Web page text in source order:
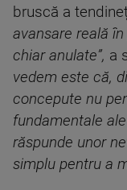
bruscă a
avansare reală
chiar anulate”, a
vedem este că,
concepute nu
fundamentale
răspunde unor
simplu pentru a